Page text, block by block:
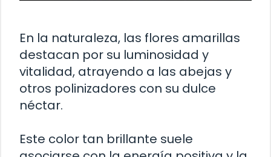
En la naturaleza, las flores amarillas
destacan por su luminosidad y
vitalidad, atrayendo a las abejas y
otros polinizadores con su dulce
néctar.
Este color tan brillante suele